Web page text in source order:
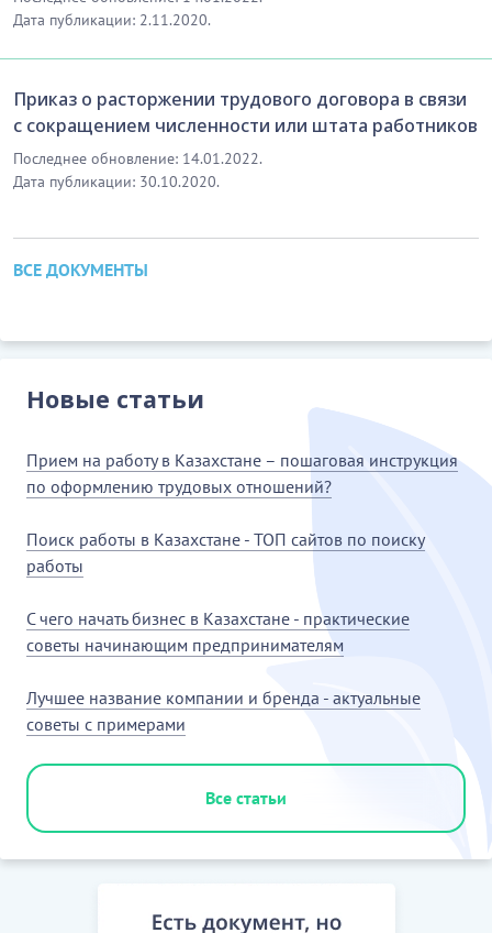
Дата публикации: 2.11.2020.
Приказ о расторжении трудового договора в связи
с сокращением численности или штата работников
Последнее обновление: 14.01.2022.
Дата публикации: 30.10.2020.
ВСЕ ДОКУМЕНТЫ
Новые статьи
Прием на работу в Казахстане – пошаговая инструкция
по оформлению трудовых отношений?
Поиск работы в Казахстане - ТОП сайтов по поиску
работы
С чего начать бизнес в Казахстане - практические
советы начинающим предпринимателям
Лучшее название компании и бренда - актуальные
советы с примерами
Все статьи